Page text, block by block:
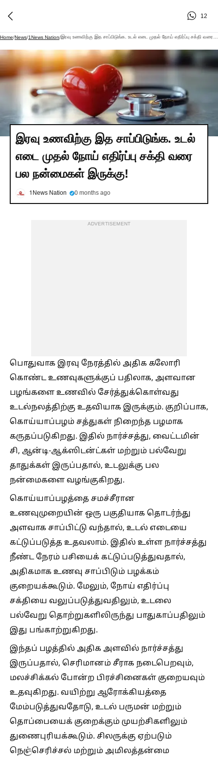
12
Home/News/1News Nation/
இரவு உணவிற்கு இத சாப்பிடுங்க. உடல்
எடை முதல் நோய் எதிர்ப்பு சக்தி வரை
பல நன்மைகள் இருக்கு!
1News Nation 0 months ago
ADVERTISEMENT
பொதுவாக இரவு நேரத்தில் அதிக கலோரி
கொண்ட உணவுகளுக்குப் பதிலாக, அளவான
பழங்களை உணவில் சேர்த்துக்கொள்வது
உடல்நலத்திற்கு உதவியாக இருக்கும். குறிப்பாக,
கொய்யாப்பழம் சத்துகள் நிறைந்த பழமாக
கருதப்படுகிறது. இதில் நார்ச்சத்து, வைட்டமின்
சி, ஆன்டி-ஆக்ஸிடன்ட்கள் மற்றும் பல்வேறு
தாதுக்கள் இருப்பதால், உடலுக்கு பல
நன்மைகளை வழங்குகிறது.
கொய்யாப்பழத்தை சமச்சீரான
உணவுமுறையின் ஒரு பகுதியாக தொடர்ந்து
அளவாக சாப்பிட்டு வந்தால், உடல் எடையை
கட்டுப்படுத்த உதவலாம். இதில் உள்ள நார்ச்சத்து
நீண்ட நேரம் பசியைக் கட்டுப்படுத்துவதால்,
அதிகமாக உணவு சாப்பிடும் பழக்கம்
குறையக்கூடும். மேலும், நோய் எதிர்ப்பு
சக்தியை வலுப்படுத்துவதிலும், உடலை
பல்வேறு தொற்றுகளிலிருந்து பாதுகாப்பதிலும்
இது பங்காற்றுகிறது.
இந்தப் பழத்தில் அதிக அளவில் நார்ச்சத்து
இருப்பதால், செரிமானம் சீராக நடைபெறவும்,
மலச்சிக்கல் போன்ற பிரச்சினைகள் குறையவும்
உதவுகிறது. வயிற்று ஆரோக்கியத்தை
மேம்படுத்துவதோடு, உடல் பருமன் மற்றும்
தொப்பையைக் குறைக்கும் முயற்சிகளிலும்
துணைபுரியக்கூடும். சிலருக்கு ஏற்படும்
நெஞ்செரிச்சல் மற்றும் அமிலத்தன்மை